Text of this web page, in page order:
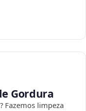
Gordura
Fazemos limpeza